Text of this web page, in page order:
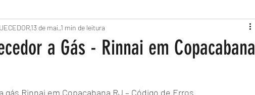
Próximo de Rio de janeiro
a Gás - Rinnai em Copacabana
13 de mai. 1 min de leitura
Rinnai em Copacabana RJ – Código de Erros